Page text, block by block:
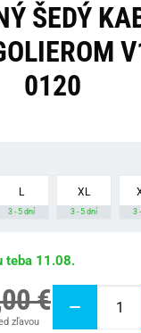
ŠEDÝ
0120
L
3 - 5 dní
XL
3 - 5 dní 3
teba 11.08.
€
zľavou